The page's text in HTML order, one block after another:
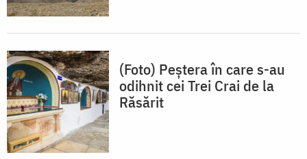
(Foto) Peștera în care s-au
odihnit cei Trei Crai de la
Răsărit